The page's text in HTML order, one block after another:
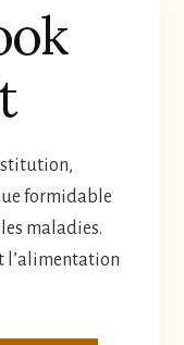
formidable
maladies.
l’alimentation